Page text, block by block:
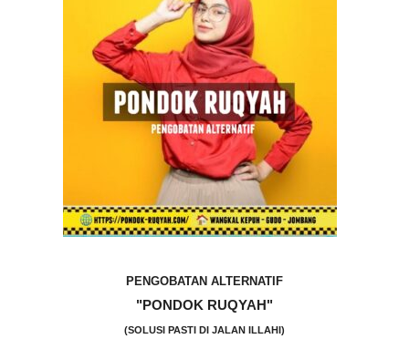
PENGOBATAN ALTERNATIF
"PONDOK RUQYAH"
(SOLUSI PASTI DI JALAN ILLAHI)